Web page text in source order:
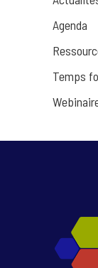
Agenda
Temps